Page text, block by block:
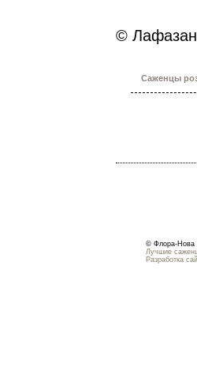
©
Саженцы
© Флора-Нова
Лучшие
Разработка